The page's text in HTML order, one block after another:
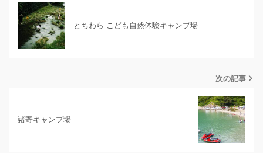
とちわら こども自然体験キャンプ場
次の記事
諸寄キャンプ場